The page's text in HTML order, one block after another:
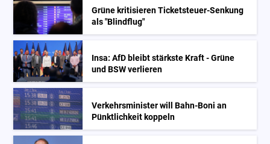
Grüne kritisieren Ticketsteuer-Senkung
als "Blindflug"
Insa: AfD bleibt stärkste Kraft - Grüne
und BSW verlieren
Verkehrsminister will Bahn-Boni an
Pünktlichkeit koppeln